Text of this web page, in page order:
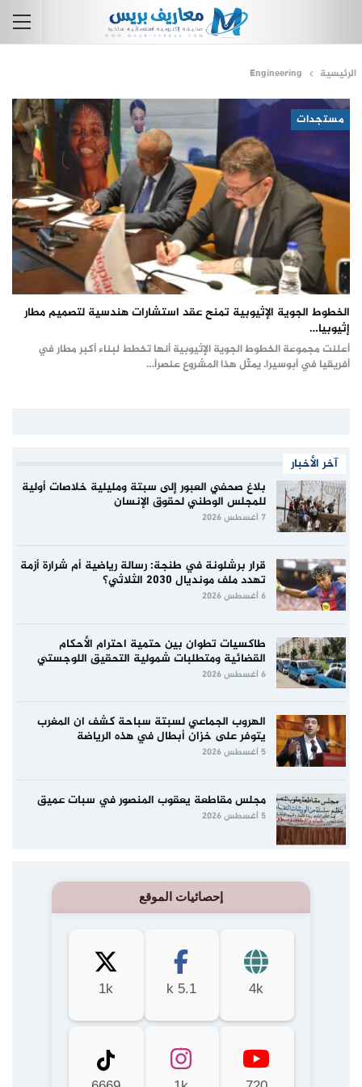
الرئيسية Engineering
مستجدات
الخطوط الجوية الإثيوبية تمنح عقد استشارات هندسية لتصميم مطار
إثيوبيا…
أعلنت مجموعة الخطوط الجوية الإثيوبية أنها تخطط لبناء أكبر مطار في
أفريقيا في أبوسيرا. يمثّل هذا المشروع عنصراً…
آخر الأخبار
بلاغ صحفي العبور إلى سبتة ومليلية خلاصات أولية
للمجلس الوطني لحقوق الإنسان
7 أغسطس 2026
قرار برشلونة في طنجة: رسالة رياضية أم شرارة أزمة
تهدد ملف مونديال 2030 الثلاثي؟
6 أغسطس 2026
طاكسيات تطوان بين حتمية احترام الأحكام
القضائية ومتطلبات شمولية التحقيق اللوجستي
6 أغسطس 2026
الهروب الجماعي لسبتة سباحة كشف ان المغرب
يتوفر على خزان أبطال في هذه الرياضة
5 أغسطس 2026
مجلس مقاطعة يعقوب المنصور في سبات عميق
5 أغسطس 2026
إحصائيات الموقع
4k
5.1 k
1k